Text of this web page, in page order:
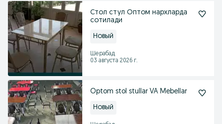
Стол стул Оптом нархларда
сотилади
Новый
Шерабад
03 августа 2026 г.
Optom stol stullar VA Mebellar
Новый